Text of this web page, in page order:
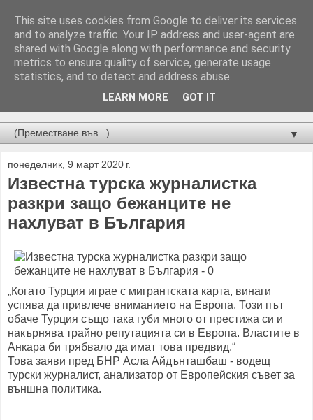
Новини от Бургас, страната и света!
▼
понеделник, 9 март 2020 г.
Известна турска журналистка
разкри защо бежанците не
нахлуват в България
„Когато Турция играе с мигрантската карта, винаги
успява да привлече вниманието на Европа. Този път
обаче Турция също така губи много от престижа си и
накърнява трайно репутацията си в Европа. Властите в
Анкара би трябвало да имат това предвид.“
Това заяви пред БНР Асла Айдънташбаш - водещ
турски журналист, анализатор от Европейския съвет за
външна политика.
This site uses cookies from Google to deliver its services
and to analyze traffic. Your IP address and user-agent are
shared with Google along with performance and security
metrics to ensure quality of service, generate usage
statistics, and to detect and address abuse.
LEARN MORE GOT IT